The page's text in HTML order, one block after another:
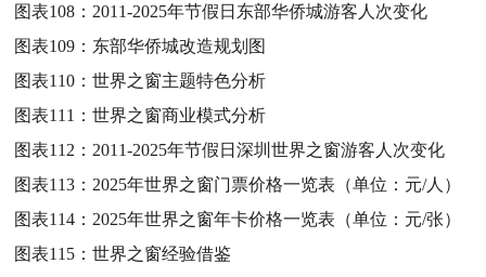
图表108： 2011-2025年节假日东部华侨城游客人次变化
图表109： 东部华侨城改造规划图
图表110：世界之窗主题特色分析
图表111：世界之窗商业模式分析
图表112： 2011-2025年节假日深圳世界之窗游客人次变化
图表113： 2025年世界之窗门票价格一览表（单位：元/人）
图表114： 2025年世界之窗年卡价格一览表（单位：元/张）
图表115：世界之窗经验借鉴